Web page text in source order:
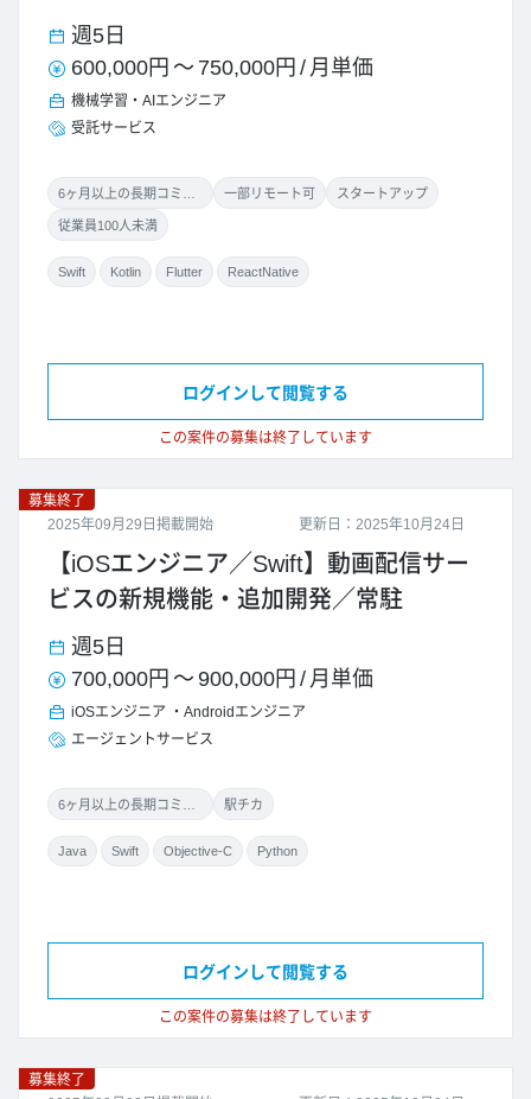
週5日
600,000円 ～ 750,000円 / 月単価
機械学習・AIエンジニア
受託サービス
一部リモート可 スタートアップ
従業員100人未満
Swift Kotlin Flutter ReactNative
この案件の募集は終了しています
ログインして閲覧する
更新日：2025年10月24日
募集終了
2025年09月29日掲載開始
【iOSエンジニア／Swift】動画配信サー
ビスの新規機能・追加開発／常駐
週5日
700,000円 ～ 900,000円 / 月単価
iOSエンジニア
Androidエンジニア
エージェントサービス
駅チカ
Java Swift Objective-C Python
この案件の募集は終了しています
ログインして閲覧する
募集終了